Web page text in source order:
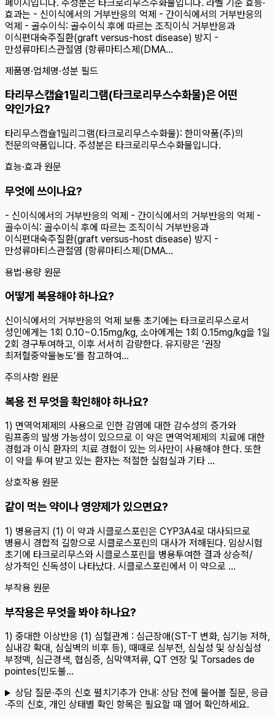
페이지입니다. 주성분은 타크로리무스수화물입니다. 라벨 기준 효능·
효과는 - 신이식에서의 거부반응의 억제 - 간이식에서의 거부반응의
억제 - 골수이식: 골수이식 후에 따르는 조직이식 거부반응과
이식편대숙주질환(graft versus-host disease) 방지 -
만성류마티스관절염 (항류마티스제(DMA...
제품명·업체명·성분 필드
타리무스캡슐1밀리그램(타크로리무스수화물)은 어떤
약인가요?
타리무스캡슐1밀리그램(타크로리무스수화물): 한미약품(주)의
전문의약품입니다. 주성분은 타크로리무스수화물입니다.
효능·효과 원문
무엇에 쓰이나요?
- 신이식에서의 거부반응의 억제 - 간이식에서의 거부반응의 억제 -
골수이식: 골수이식 후에 따르는 조직이식 거부반응과
이식편대숙주질환(graft versus-host disease) 방지 -
만성류마티스관절염 (항류마티스제(DMA...
용법·용량 원문
어떻게 복용해야 하나요?
신이식에서의 거부반응의 억제 보통 초기에는 타크로리무스로서
성인에게는 1회 0.10~0.15mg/kg, 소아에게는 1회 0.15mg/kg을 1일
2회 경구투여하고, 이후 서서히 감량한다. 유지량은 ‘권장
최저혈중약물농도’를 참고하여...
주의사항 원문
복용 전 무엇을 확인해야 하나요?
1) 면역억제제의 사용으로 인한 감염에 대한 감수성의 증가와
림프종의 발생 가능성이 있으므로 이 약은 면역억제제의 치료에 대한
경험과 이식 환자의 치료 경험이 있는 의사만이 사용해야 한다. 또한
이 약을 투여 받고 있는 환자는 적절한 실험실과 기타 ...
상호작용 원문
같이 먹는 약이나 영양제가 있으면요?
1) 병용금지 (1) 이 약과 시클로스포린은 CYP3A4로 대사되므로
병용시 경합적 길항으로 시클로스포린의 대사가 저해된다. 임상시험
초기에 타크로리무스와 시클로스포린을 병용투여한 결과 상승적/
상가적인 신독성이 나타났다. 시클로스포린에서 이 약으로 ...
부작용 원문
부작용은 무엇을 봐야 하나요?
1) 중대한 이상반응 (1) 심혈관계 : 심근장애(ST-T 변화, 심기능 저하,
심내강 확대, 심실벽의 비후 등), 때때로 심부전, 심실성 및 상심실성
부정맥, 심근경색, 협심증, 심막액저류, QT 연장 및 Torsades de
pointes(빈도불...
상담 질문·주의 신호 펼치기 추가 안내: 상담 전에 물어볼 질문, 응급
·주의 신호, 개인 상태별 확인 항목은 필요할 때 열어 확인하세요.